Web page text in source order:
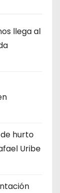
llega al
hurto
Uribe